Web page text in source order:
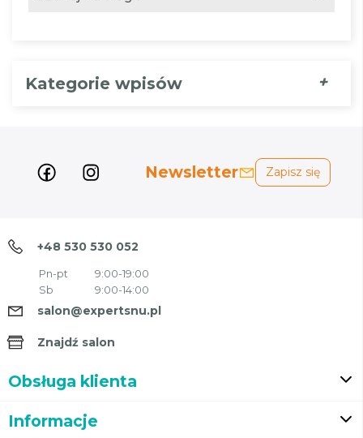
Kategorie wpisów +
Newsletter Zapisz się
+48 530 530 052
Pn-pt
9:00-19:00
Sb
9:00-14:00
salon@expertsnu.pl
Znajdź salon
Obsługa klienta
Informacje